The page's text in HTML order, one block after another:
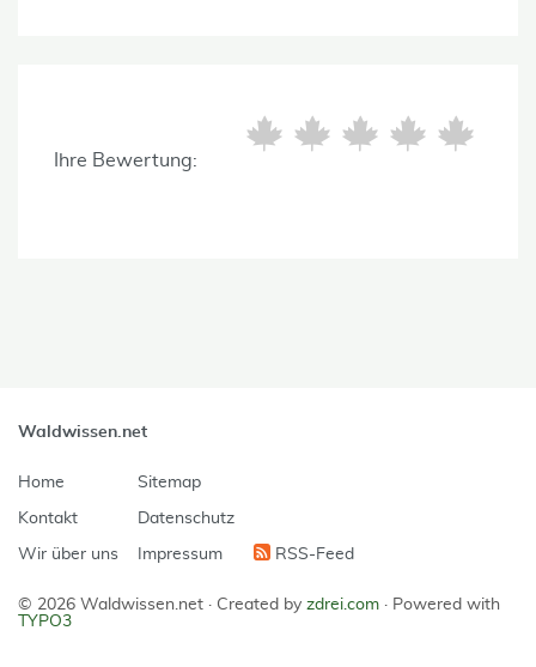
Ihre Bewertung:
Waldwissen.net
Home
Kontakt
Wir über uns
Sitemap
Datenschutz
Impressum RSS-Feed
© 2026 Waldwissen.net · Created by zdrei.com · Powered with
TYPO3